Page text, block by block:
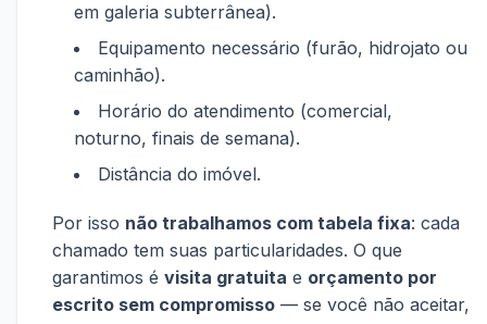
em galeria subterrânea).
Equipamento necessário (furão, hidrojato ou
caminhão).
Horário do atendimento (comercial,
noturno, finais de semana).
Distância do imóvel.
Por isso não trabalhamos com tabela fixa: cada
chamado tem suas particularidades. O que
garantimos é visita gratuita e orçamento por
escrito sem compromisso — se você não aceitar,